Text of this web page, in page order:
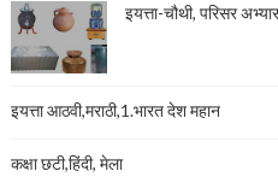
इयत्ता-चौथी, परिसर
इयत्ता आठवी,मराठी,1.भारत देश महान
कक्षा छटी,हिंदी, मेला